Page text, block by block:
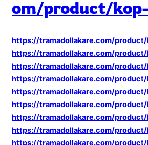
om/product/
https://tramadollakare.com/
https://tramadollakare.com/
https://tramadollakare.com/
https://tramadollakare.com/
https://tramadollakare.com/
https://tramadollakare.com/
https://tramadollakare.com/
https://tramadollakare.com/